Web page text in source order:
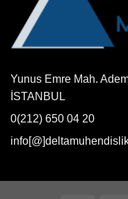
Yunus Emre Mah.
İSTANBUL
0(212) 650 04 20